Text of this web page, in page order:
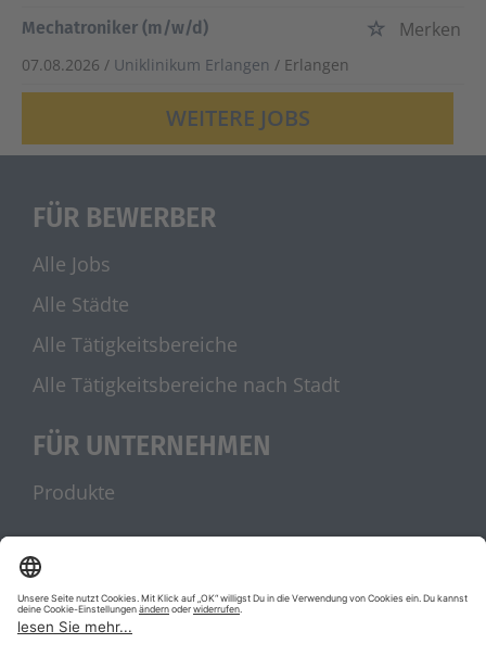
Mechatroniker (m/w/d)
Merken
07.08.2026 / Uniklinikum Erlangen / Erlangen
WEITERE JOBS
FÜR BEWERBER
Alle Jobs
Alle Städte
Alle Tätigkeitsbereiche
Alle Tätigkeitsbereiche nach Stadt
FÜR UNTERNEHMEN
Produkte
UNSERE PARTNER
stellenanzeigen.de
Jobblitz.de